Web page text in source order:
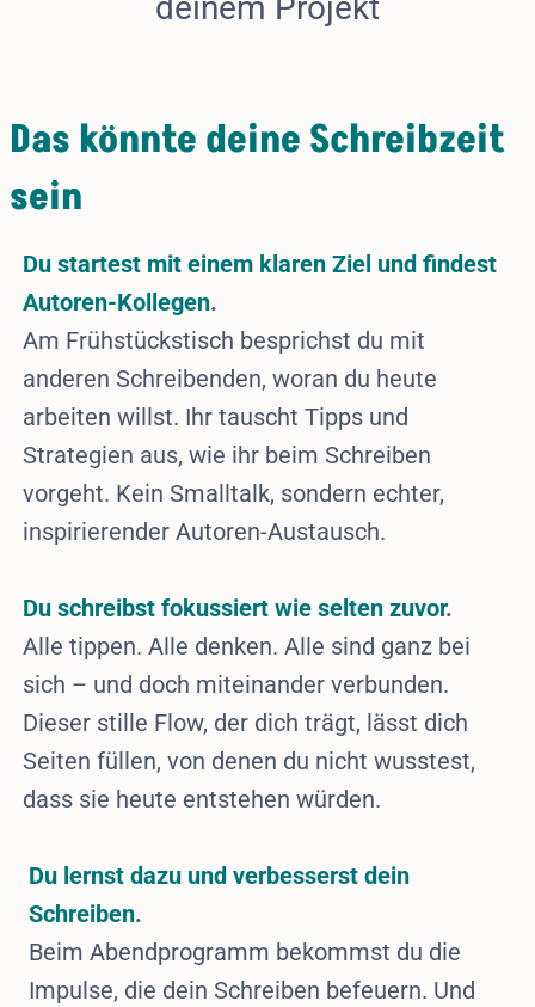
deinem Projekt
Das könnte deine Schreibzeit
sein
Du startest mit einem klaren Ziel und findest
Autoren-Kollegen.
Am Frühstückstisch besprichst du mit
anderen Schreibenden, woran du heute
arbeiten willst. Ihr tauscht Tipps und
Strategien aus, wie ihr beim Schreiben
vorgeht. Kein Smalltalk, sondern echter,
inspirierender Autoren-Austausch.
Du schreibst fokussiert wie selten zuvor.
Alle tippen. Alle denken. Alle sind ganz bei
sich – und doch miteinander verbunden.
Dieser stille Flow, der dich trägt, lässt dich
Seiten füllen, von denen du nicht wusstest,
dass sie heute entstehen würden.
Du lernst dazu und verbesserst dein
Schreiben.
Beim Abendprogramm bekommst du die
Impulse, die dein Schreiben befeuern. Und